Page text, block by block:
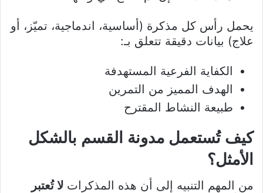
يحمل رأس كل مذكرة (أساسية، اندماجية، تميّز، أو
علاج) بيانات دقيقة تتعلق بـ:
الكفاية الفرعية المستهدفة
الهدف المميز من التمرين
طبيعة النشاط المقترح
كيف تُستعمل مدونة القسم بالشكل
الأمثل؟
من المهم التنبيه إلى أن هذه المذكرات لا تُعتبر